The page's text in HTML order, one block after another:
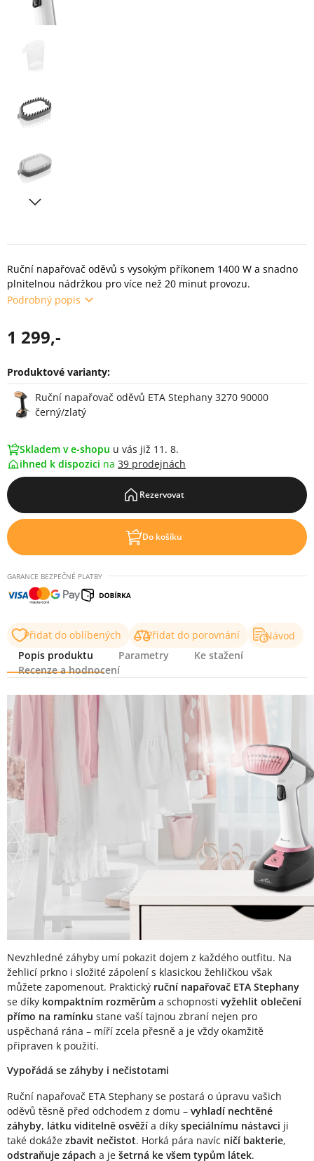
Ruční napařovač oděvů s vysokým příkonem 1400 W a snadno
plnitelnou nádržkou pro více než 20 minut provozu.
Podrobný popis
1 299,-
Produktové varianty:
Varianty
Ruční napařovač oděvů ETA Stephany 3270 90000
černý/zlatý
Skladem v e-shopu u vás již 11. 8.
ihned k dispozici na 39 prodejnách
Rezervovat
Do košíku
GARANCE BEZPEČNÉ PLATBY
Přidat do oblíbených Přidat do porovnání
Návod
Popis produktu
Parametry
Ke stažení
Recenze a hodnocení
Popis produktu
Nevzhledné záhyby umí pokazit dojem z každého outfitu. Na
žehlicí prkno i složité zápolení s klasickou žehličkou však
můžete zapomenout. Praktický ruční napařovač ETA Stephany
se díky kompaktním rozměrům a schopnosti vyžehlit oblečení
přímo na ramínku stane vaší tajnou zbraní nejen pro
uspěchaná rána – míří zcela přesně a je vždy okamžitě
připraven k použití.
Vypořádá se záhyby i nečistotami
Ruční napařovač ETA Stephany se postará o úpravu vašich
oděvů těsně před odchodem z domu – vyhladí nechtěné
záhyby, látku viditelně osvěží a díky speciálnímu nástavci ji
také dokáže zbavit nečistot. Horká pára navíc ničí bakterie,
odstraňuje zápach a je šetrná ke všem typům látek.